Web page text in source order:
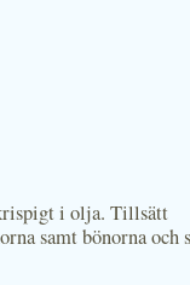
i olja. Tillsätt
samt bönorna och